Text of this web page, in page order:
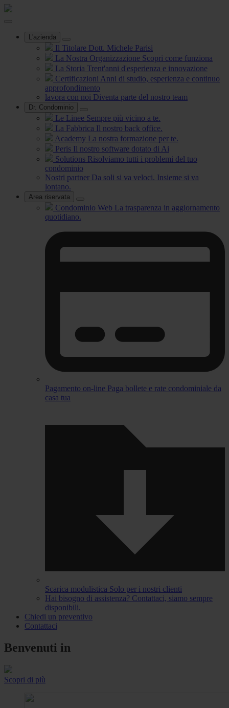
L'azienda
Il Titolare Dott. Michele Parisi
La Nostra Organizzazione Scopri come funziona
La Storia Trent'anni d'esperienza e innovazione
Certificazioni Anni di studio, esperienza e continuo
approfondimento
lavora con noi Diventa parte del nostro team
Dr. Condominio
Le Linee Sempre più vicino a te.
La Fabbrica Il nostro back office.
Academy La nostra formazione per te.
Peris Il nostro software dotato di Ai
Solutions Risolviamo tutti i problemi del tuo
condominio
Nostri partner Da soli si va veloci. Insieme si va
lontano.
Area riservata
Condominio Web La trasparenza in aggiornamento
quotidiano.
Pagamento on-line Paga bollete e rate condominiale da
casa tua
Scarica modulistica Solo per i nostri clienti
Hai bisogno di assistenza? Contattaci, siamo sempre
disponibili.
Chiedi un preventivo
Contattaci
Benvenuti in
Scopri di più